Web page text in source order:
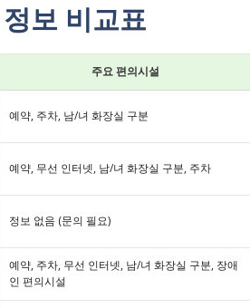
보 비교표
주요 편의시설
예약, 주차, 남/녀 화장실 구분
예약, 무선 인터넷, 남/녀 화장실 구분, 주차
정보 없음 (문의 필요)
예약, 주차, 무선 인터넷, 남/녀 화장실 구분, 장애
인 편의시설